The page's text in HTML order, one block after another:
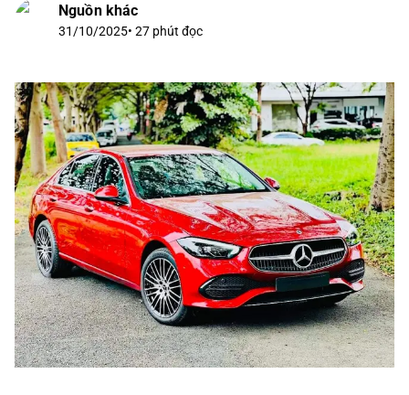
Nguồn khác
31/10/2025• 27 phút đọc